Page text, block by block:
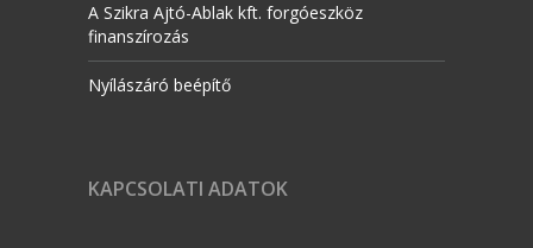
A Szikra Ajtó-Ablak kft. forgóeszköz
finanszírozás
Nyílászáró beépítő
KAPCSOLATI ADATOK